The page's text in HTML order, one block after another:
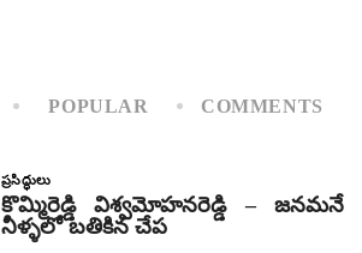
POPULAR COMMENTS
ప్రసిద్ధులు
కొమ్మిరెడ్డి విశ్వమోహనరెడ్డి – జనమనే
నీళ్ళలో బతికిన చేప